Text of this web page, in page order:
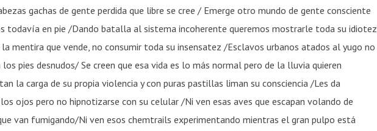
gachas de gente perdida que libre se cree / Emerge otro mundo de gente consciente
todavía en pie /Dando batalla al sistema incoherente queremos mostrarle toda su idiotez
mentira que vende, no consumir toda su insensatez /Esclavos urbanos atados al yugo no
los pies desnudos/ Se creen que esa vida es lo más normal pero de la lluvia quieren
la carga de su propia violencia y con puras pastillas liman su consciencia /Les da
ojos pero no hipnotizarse con su celular /Ni ven esas aves que escapan volando de
van fumigando/Ni ven esos chemtrails experimentando mientras el gran pulpo está